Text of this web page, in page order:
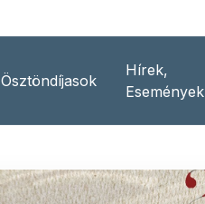
Ösztöndíjasok
Hírek,
Események